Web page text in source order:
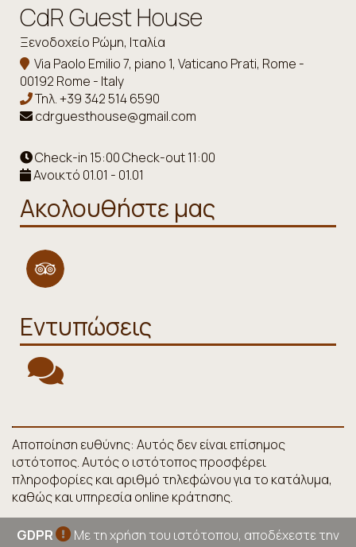
CdR Guest House
Ξενοδοχείο Ρώμη, Ιταλία
Via Paolo Emilio 7, piano 1, Vaticano Prati, Rome -
00192 Rome - Italy
Τηλ.+39 342 514 6590
cdrguesthouse@gmail.com
Check-in 15:00 Check-out 11:00
Ανοικτό 01.01 - 01.01
Ακολουθήστε μας
Εντυπώσεις
Αποποίηση ευθύνης: Αυτός δεν είναι επίσημος
ιστότοπος. Αυτός ο ιστότοπος προσφέρει
πληροφορίες και αριθμό τηλεφώνου για το κατάλυμα,
καθώς και υπηρεσία online κράτησης.
GDPR
Με τη χρήση του ιστότοπου, αποδέχεστε την